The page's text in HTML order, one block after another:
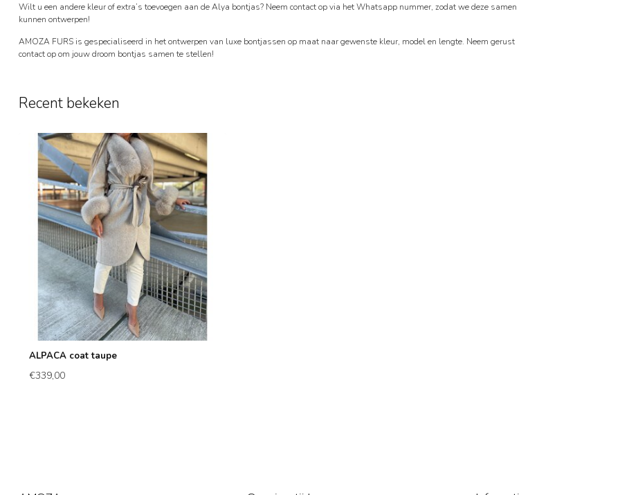
Wilt u een andere kleur of extra’s toevoegen aan de Alya bontjas? Neem contact op via het Whatsapp nummer, zodat we deze samen
kunnen ontwerpen!
AMOZA FURS is gespecialiseerd in het ontwerpen van luxe bontjassen op maat naar gewenste kleur, model en lengte. Neem gerust
contact op om jouw droom bontjas samen te stellen!
Recent bekeken
ALPACA coat taupe
€339,00